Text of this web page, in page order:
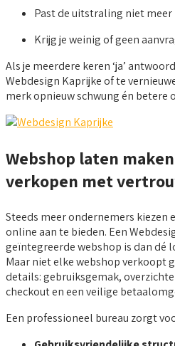
Past de uitstraling niet meer
Krijg je weinig of geen
Als je meerdere keren ‘ja’
Webdesign Kaprijke of te
merk opnieuw schwung én betere
Webshop laten
verkopen met
Steeds meer ondernemers kiezen
online aan te bieden. Een
geïntegreerde webshop is dan dé
Maar niet elke webshop verkoopt
details: gebruiksgemak,
checkout en een veilige
Een professioneel bureau zorgt